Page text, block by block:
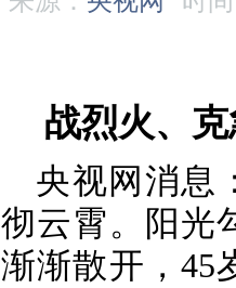
战烈火、
央视网消息
彻云霄。阳光
渐渐散开，45